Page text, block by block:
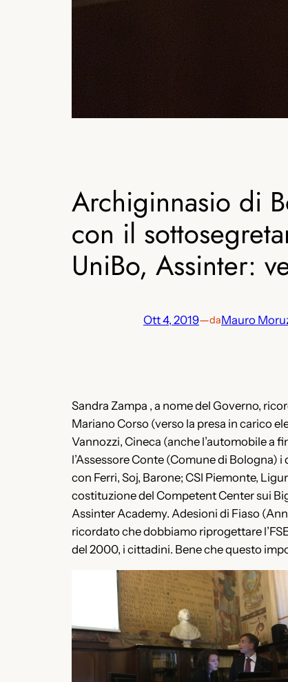
Archiginnasio di
con il
UniBo, Assinter:
Ott 4, 2019—daMauro
Sandra Zampa , a nome del Governo,
Mariano Corso (verso la presa in carico
Vannozzi, Cineca (anche l’automobile a
l’Assessore Conte (Comune di
con Ferri, Soj, Barone; CSI Piemonte,
costituzione del Competent Center sui
Assinter Academy. Adesioni di Fiaso
ricordato che dobbiamo riprogettare
del 2000, i cittadini. Bene che questo